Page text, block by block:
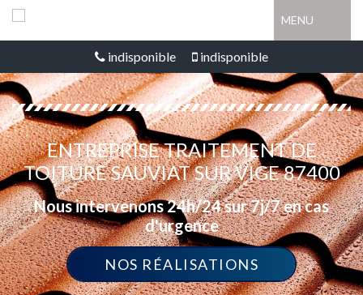
MENU
indisponible indisponible
ENTREPRISE TRAITEMENT DE
TOITURE SAUVIAT SUR VIGE 87400
Nous intervenons 24h/24 sur 7j/7 en cas
d'urgence
NOS RÉALISATIONS